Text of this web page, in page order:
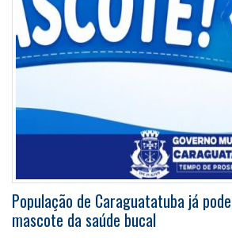
População de Caraguatatuba já
mascote da saúde bucal